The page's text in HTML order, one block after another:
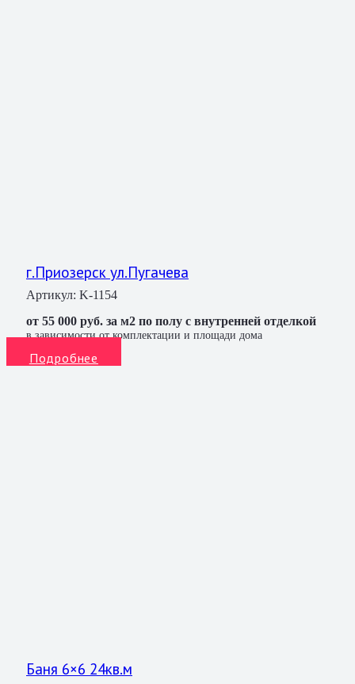
г.Приозерск ул.Пугачева
Артикул: K-1154
от 55 000 руб. за м2 по полу с внутренней отделкой
в зависимости от комплектации и площади дома
Подробнее
Баня 6×6 24кв.м